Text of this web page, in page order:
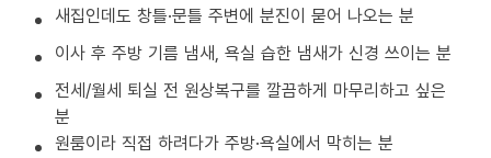
새집인데도 창틀·문틀 주변에 분진이 묻어 나오는 분
이사 후 주방 기름 냄새, 욕실 습한 냄새가 신경 쓰이는 분
전세/월세 퇴실 전 원상복구를 깔끔하게 마무리하고 싶은
분
원룸이라 직접 하려다가 주방·욕실에서 막히는 분